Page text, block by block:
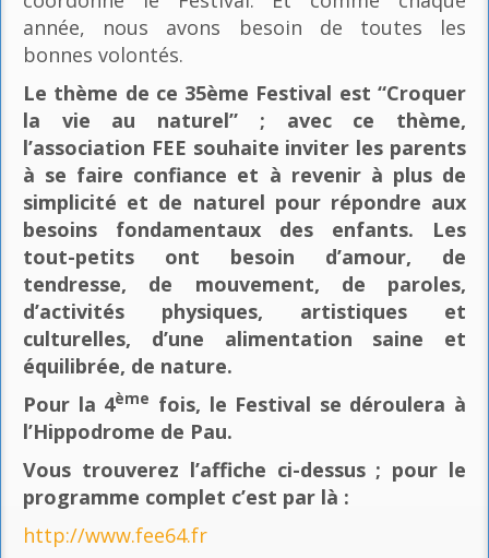
année, nous avons besoin de toutes les
bonnes volontés.
Le thème de ce 35ème Festival est “Croquer
la vie au naturel” ; avec ce thème,
l’association FEE souhaite inviter les parents
à se faire confiance et à revenir à plus de
simplicité et de naturel pour répondre aux
besoins fondamentaux des enfants. Les
tout-petits ont besoin d’amour, de
tendresse, de mouvement, de paroles,
d’activités physiques, artistiques et
culturelles, d’une alimentation saine et
équilibrée, de nature.
Pour la 4ème fois, le Festival se déroulera à
l’Hippodrome de Pau.
Vous trouverez l’affiche ci-dessus ; pour le
programme complet c’est par là :
http://www.fee64.fr